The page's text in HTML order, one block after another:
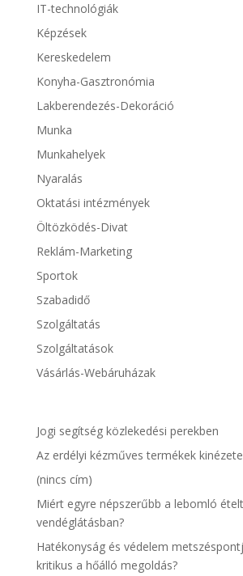
IT-technológiák
Képzések
Kereskedelem
Konyha-Gasztronómia
Lakberendezés-Dekoráció
Munka
Munkahelyek
Nyaralás
Oktatási intézmények
Öltözködés-Divat
Reklám-Marketing
Sportok
Szabadidő
Szolgáltatás
Szolgáltatások
Vásárlás-Webáruházak
Jogi segítség közlekedési perekben
Az erdélyi kézműves termékek kinézete
(nincs cím)
Miért egyre népszerűbb a lebomló
vendéglátásban?
Hatékonyság és védelem
kritikus a hőálló megoldás?